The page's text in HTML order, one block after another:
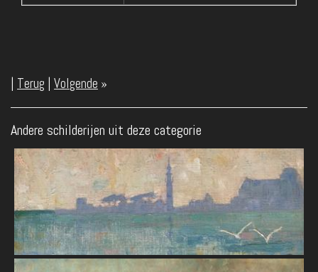
Terug Volgende »
Andere schilderijen uit deze categorie